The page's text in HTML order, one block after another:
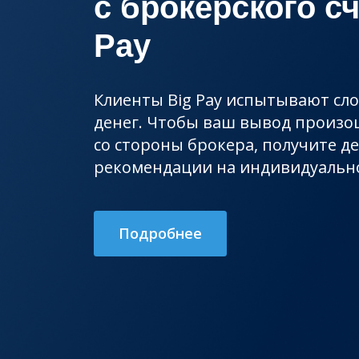
с брокерского
Pay
Клиенты Big Pay испытывают
денег. Чтобы ваш вывод
со стороны брокера, получите
рекомендации на
Подробнее